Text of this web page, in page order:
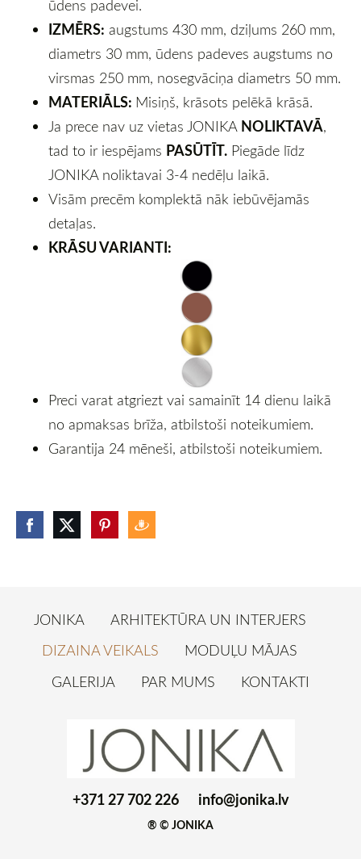
ūdens padevei.
IZMĒRS: augstums 430 mm, dziļums 260 mm,
diametrs 30 mm, ūdens padeves augstums no
virsmas 250 mm, nosegvāciņa diametrs 50 mm.
MATERIĀLS: Misiņš, krāsots pelēkā krāsā.
Ja prece nav uz vietas JONIKA NOLIKTAVĀ,
tad to ir iespējams PASŪTĪT. Piegāde līdz
JONIKA noliktavai 3-4 nedēļu laikā.
Visām precēm komplektā nāk iebūvējamās
detaļas.
KRĀSU VARIANTI:
Preci varat atgriezt vai samainīt 14 dienu laikā
no apmaksas brīža, atbilstoši noteikumiem.
Garantija 24 mēneši, atbilstoši noteikumiem.
JONIKA
ARHITEKTŪRA UN INTERJERS
DIZAINA VEIKALS
MODUĻU MĀJAS
GALERIJA
PAR MUMS KONTAKTI
+371 27 702 226 info@jonika.lv
® © JONIKA